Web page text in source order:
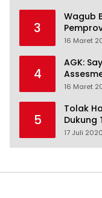
3
Wagub
16 Maret
4
AGK:
16 Maret
5
Tolak
Dukung
17 Juli 2020